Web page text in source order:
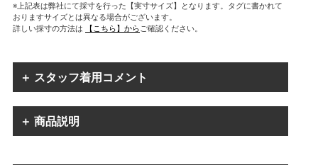
※上記表は弊社にて採寸を行った【実寸サイズ】となります。タグに書かれて
おりますサイズとは異なる場合がございます。
詳しい採寸の方法は
【こちら】からご確認ください。
＋ スタッフ着用コメント
＋ 商品説明